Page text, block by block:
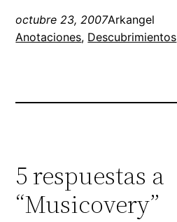
octubre 23, 2007Arkangel
Anotaciones, Descubrimientos
5 respuestas a
“Musicovery”